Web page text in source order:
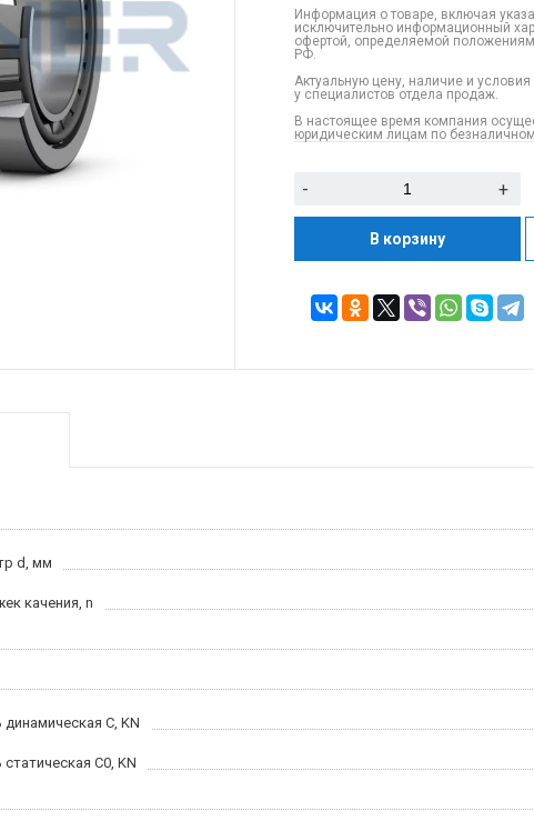
Информация о товаре, включая
исключительно информационный
офертой, определяемой
РФ.
Актуальную цену, наличие и
у специалистов отдела продаж.
В настоящее время компания
юридическим лицам по
- +
В корзину
d, мм
качения, n
C, KN
C0, KN